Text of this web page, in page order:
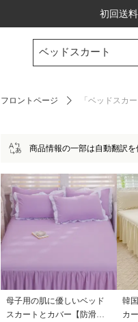
ション、家
初回送
ベッドスカート
フロントページ 「ベッドスカ
商品情報の一部は自動翻訳
母子用の肌に優しいベッド
スカートとカバー【防滑仕
韓
カ